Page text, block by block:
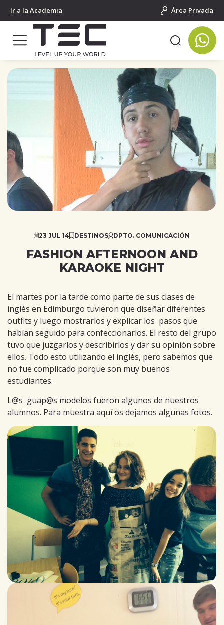
Ir a la Academia Área Privada
23 JUL 14 DESTINOS DPTO. COMUNICACIÓN
FASHION AFTERNOON AND
KARAOKE NIGHT
El martes por la tarde como parte de sus clases de
inglés en Edimburgo tuvieron que diseñar diferentes
outfits y luego mostrarlos y explicar los pasos que
habían seguido para confeccionarlos. El resto del grupo
tuvo que juzgarlos y describirlos y dar su opinión sobre
ellos. Todo esto utilizando el inglés, pero sabemos que
no fue complicado porque son muy buenos
estudiantes.
L@s guap@s modelos fueron algunos de nuestros
alumnos. Para muestra aquí os dejamos algunas fotos.